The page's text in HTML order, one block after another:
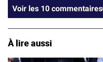
Voir les 10 commentaires
À lire aussi